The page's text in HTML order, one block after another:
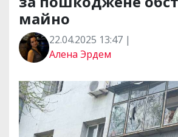
майно
22.04.2025 13:47 |
Алена Эрдем